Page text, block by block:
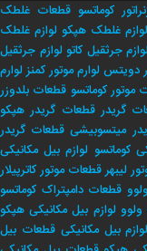
کوماتسو قطعات غلطک
لوازم غلطک هپکو لوازم غلطک
لوازم جرثقیل کاتو لوازم جرثقیل
دویتس لوارم موتور کمنز لوارم
موتور کوماتسو قطعات بلدوزر
گریدر قطعات گریدر هپکو
میتسوبیشی قطعات گریدر
کوماتسو لوازم بیل مکانیکی
لیبهرقطعات موتور کاترپیلار
قطعات دامپتراک کوماتسو
ولوو لوازم بیل مکانیکی هپکو
لوازم بیل مکانیکی قطعات بیل